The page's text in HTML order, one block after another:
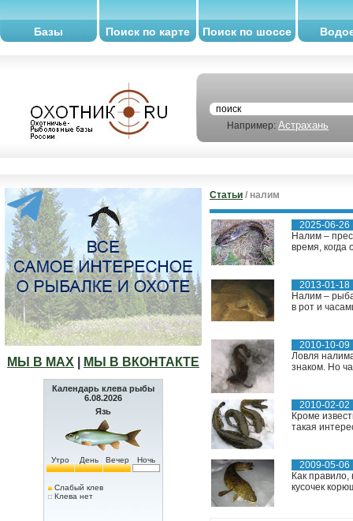
Базы Поиск по карте Поиск по шоссе
Например: Астрахань
МЫ В МАХ МЫ В ВКОНТАКТЕ
Календарь клева рыбы
6.08.2026
Язь
Утро День Вечер Ночь
Слабый клев
Клева нет
Статьи / налим
2025-06-26
Налим –
время, когда
2013-01-18
Налим –
в рот и
2010-10-09
Ловля
знаком. Но
2010-02-02
Кроме
такая
2009-05-06
Как
кусочек